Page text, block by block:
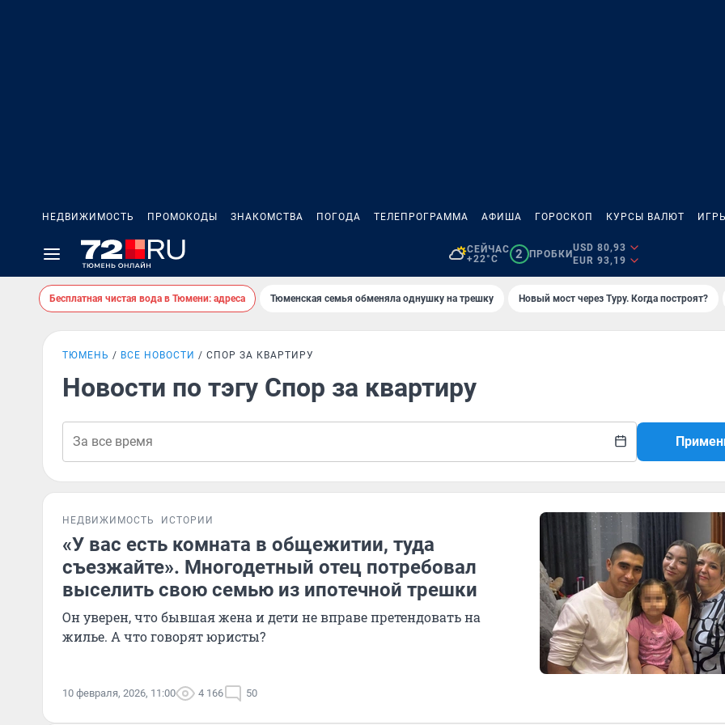
НЕДВИЖИМОСТЬ ПРОМОКОДЫ ЗНАКОМСТВА ПОГОДА ТЕЛЕПРОГРАММА АФИША ГОРОСКОП КУРСЫ ВАЛЮТ
СЕЙЧАС
+22°C
2 ПРОБКИ
USD 80,93
EUR 93,19
Бесплатная чистая вода в Тюмени: адреса Тюменская семья обменяла однушку на трешку Новый мост через Туру. Когда построят?
ТЮМЕНЬ ВСЕ НОВОСТИ СПОР ЗА КВАРТИРУ
Новости по тэгу Спор за квартиру
НЕДВИЖИМОСТЬ ИСТОРИИ
«У вас есть комната в общежитии, туда
съезжайте». Многодетный отец потребовал
выселить свою семью из ипотечной трешки
Он уверен, что бывшая жена и дети не вправе претендовать на
жилье. А что говорят юристы?
10 февраля, 2026, 11:00 4 166 50